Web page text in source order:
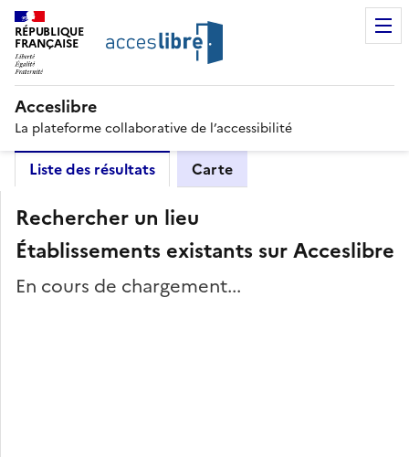
RÉPUBLIQUE
FRANÇAISE
Acceslibre
La plateforme collaborative de l’accessibilité
Liste des résultats Carte
Rechercher un lieu
Établissements existants sur Acceslibre
En cours de chargement...